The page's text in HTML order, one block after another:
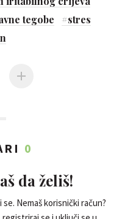
tegobe #stres
0
da želiš!
Nemaš korisnički račun?